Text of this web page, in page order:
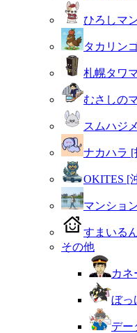
ひろしマ
タカリン
札幌タワ
むさしの
スムハジ
ナカハラ [
OKITES [
マンショ
すまいる
その他
カネ
ぼっ
デー